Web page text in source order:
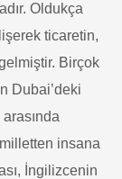
Oldukça
ticaretin,
Birçok
Dubai’deki
insana
İngilizcenin